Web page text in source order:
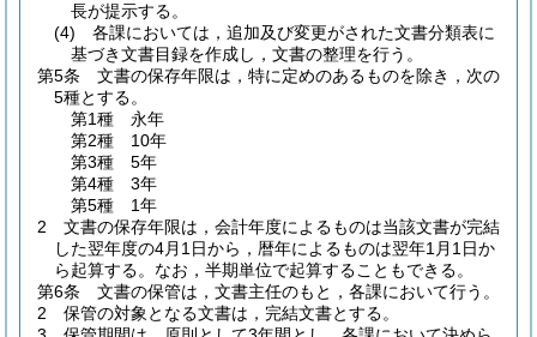
長が提示する。
(4)
各課においては，追加及び変更がされた文書分類表に
基づき文書目録を作成し，文書の整理を行う。
第5条
文書の保存年限は，特に定めのあるものを除き，次の
5種とする。
第1種 永年
第2種 10年
第3種 5年
第4種 3年
第5種 1年
2
文書の保存年限は，会計年度によるものは当該文書が完結
した翌年度の4月1日から，暦年によるものは翌年1月1日か
ら起算する。 なお，半期単位で起算することもできる。
第6条
文書の保管は，文書主任のもと，各課において行う。
2
保管の対象となる文書は，完結文書とする。